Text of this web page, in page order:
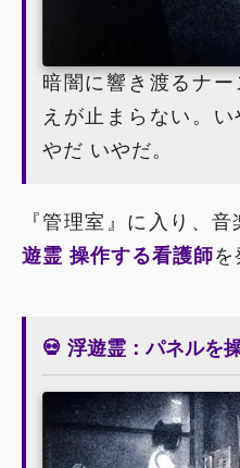
暗闇に響き渡るナ
えが止まらない。
やだ いやだ。
『管理室』に入り、
遊霊 操作する看護師を
💀 浮遊霊：パネルを